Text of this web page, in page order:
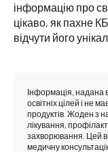
інформацію про
цікаво, як пахне
відчути його
Інформація, надана
освітніх цілей і не
продуктів. Жоден з
лікування,
захворювання. Цей
медичну